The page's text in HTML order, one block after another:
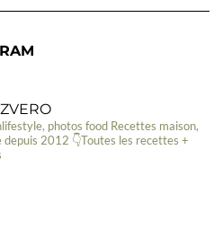
photos food Recettes maison,
depuis 2012 👇Toutes les recettes +